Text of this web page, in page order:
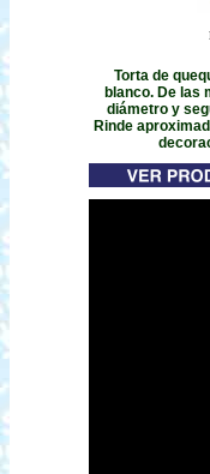
Torta de
blanco. De las
diámetro y
Rinde